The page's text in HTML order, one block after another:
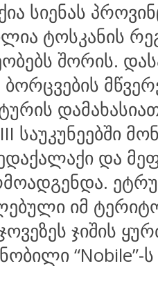
სიენას
ტოსკანის
შორის.
ბორცვების
საუკუნეებში
და
იმ
ჯიშის
“Nobile”-